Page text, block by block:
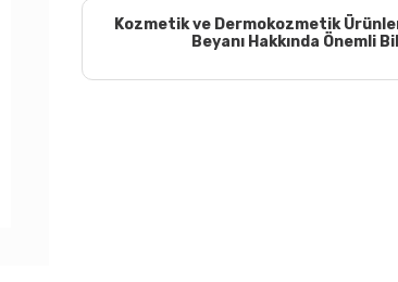
Kozmetik ve Dermokozmetik
Beyanı Hakkında Önemli